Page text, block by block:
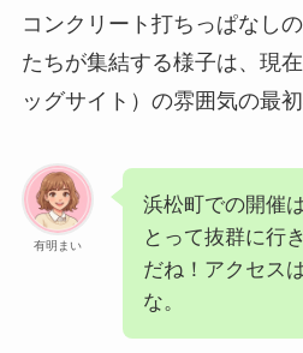
コンクリート打ちっぱなし
たちが集結する様子は、現
ッグサイト）の雰囲気の最
有明まい
浜松町での開催
とって抜群に行
だね！アクセス
な。